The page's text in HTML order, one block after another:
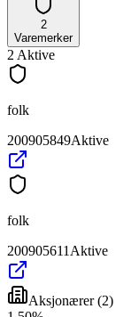
2
Varemerker
2 Aktive
folk
200905849Aktive
folk
200905611 Aktive
Aksjonærer(2)